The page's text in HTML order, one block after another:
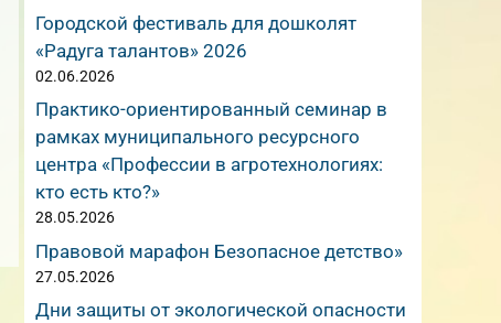
Городской фестиваль для дошколят
«Радуга талантов» 2026
02.06.2026
Практико-ориентированный семинар в
рамках муниципального ресурсного
центра «Профессии в агротехнологиях:
кто есть кто?»
28.05.2026
Правовой марафон Безопасное детство»
27.05.2026
Дни защиты от экологической опасности